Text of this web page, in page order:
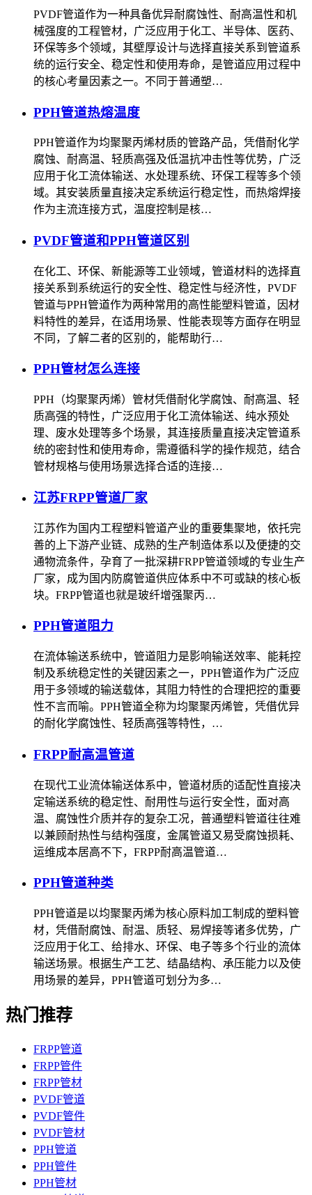
PVDF管道作为一种具备优异耐腐蚀性、耐高温性和机
械强度的工程管材，广泛应用于化工、半导体、医药、
环保等多个领域，其壁厚设计与选择直接关系到管道系
统的运行安全、稳定性和使用寿命，是管道应用过程中
的核心考量因素之一。不同于普通塑…
PPH管道热熔温度
PPH管道作为均聚聚丙烯材质的管路产品，凭借耐化学
腐蚀、耐高温、轻质高强及低温抗冲击性等优势，广泛
应用于化工流体输送、水处理系统、环保工程等多个领
域。其安装质量直接决定系统运行稳定性，而热熔焊接
作为主流连接方式，温度控制是核…
PVDF管道和PPH管道区别
在化工、环保、新能源等工业领域，管道材料的选择直
接关系到系统运行的安全性、稳定性与经济性，PVDF
管道与PPH管道作为两种常用的高性能塑料管道，因材
料特性的差异，在适用场景、性能表现等方面存在明显
不同，了解二者的区别的，能帮助行…
PPH管材怎么连接
PPH（均聚聚丙烯）管材凭借耐化学腐蚀、耐高温、轻
质高强的特性，广泛应用于化工流体输送、纯水预处
理、废水处理等多个场景，其连接质量直接决定管道系
统的密封性和使用寿命，需遵循科学的操作规范，结合
管材规格与使用场景选择合适的连接…
江苏FRPP管道厂家
江苏作为国内工程塑料管道产业的重要集聚地，依托完
善的上下游产业链、成熟的生产制造体系以及便捷的交
通物流条件，孕育了一批深耕FRPP管道领域的专业生产
厂家，成为国内防腐管道供应体系中不可或缺的核心板
块。FRPP管道也就是玻纤增强聚丙…
PPH管道阻力
在流体输送系统中，管道阻力是影响输送效率、能耗控
制及系统稳定性的关键因素之一，PPH管道作为广泛应
用于多领域的输送载体，其阻力特性的合理把控的重要
性不言而喻。PPH管道全称为均聚聚丙烯管，凭借优异
的耐化学腐蚀性、轻质高强等特性，…
FRPP耐高温管道
在现代工业流体输送体系中，管道材质的适配性直接决
定输送系统的稳定性、耐用性与运行安全性，面对高
温、腐蚀性介质并存的复杂工况，普通塑料管道往往难
以兼顾耐热性与结构强度，金属管道又易受腐蚀损耗、
运维成本居高不下，FRPP耐高温管道…
PPH管道种类
PPH管道是以均聚聚丙烯为核心原料加工制成的塑料管
材，凭借耐腐蚀、耐温、质轻、易焊接等诸多优势，广
泛应用于化工、给排水、环保、电子等多个行业的流体
输送场景。根据生产工艺、结晶结构、承压能力以及使
用场景的差异，PPH管道可划分为多…
热门推荐
FRPP管道
FRPP管件
FRPP管材
PVDF管道
PVDF管件
PVDF管材
PPH管道
PPH管件
PPH管材